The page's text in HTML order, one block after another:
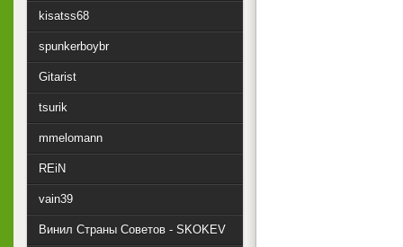
kisatss68
spunkerboybr
Gitarist
tsurik
mmelomann
REiN
vain39
Винил Страны Советов - SKOKEV